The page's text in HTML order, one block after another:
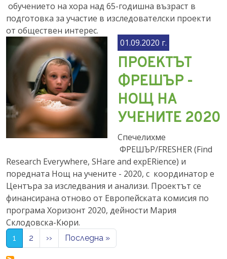
обучението на хора над 65-годишна възраст в
подготовка за участие в изследователски проекти
от обществен интерес.
01.09.2020 г.
ПРОЕКТЪТ
ФРЕШЪР -
НОЩ НА
УЧЕНИТЕ 2020
Спечелихме
ФРЕШЪР/FRESHER (Find
Research Everywhere, SHare and expERience) и
поредната Нощ на учените - 2020, с координатор е
Центъра за изследвания и анализи. Проектът се
финансирана отново от Европейската комисия по
програма Хоризонт 2020, дейности Мария
Склодовска-Кюри.
Pagination
1 2 ›› Next page
Последна »Last page